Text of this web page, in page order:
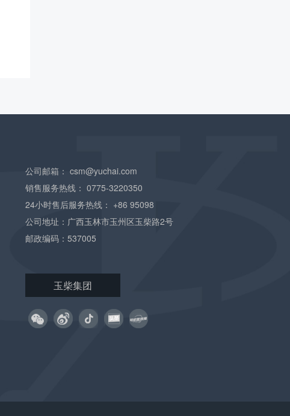
公司邮箱： csm@yuchai.com
销售服务热线： 0775-3220350
24小时售后服务热线： +86 95098
公司地址：广西玉林市玉州区玉柴路2号
邮政编码：537005
玉柴集团